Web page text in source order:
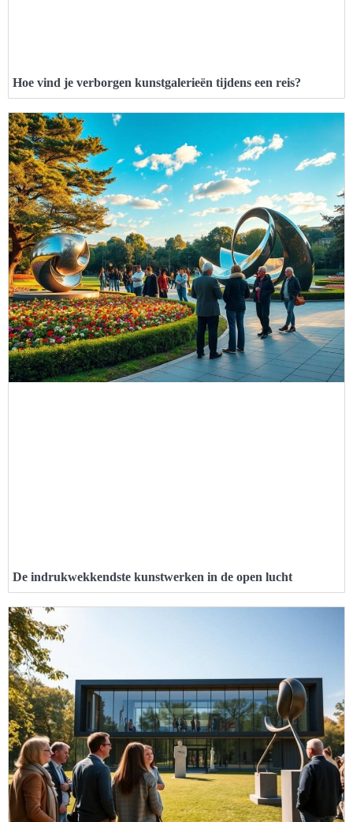
Hoe vind je verborgen kunstgalerieën tijdens een reis?
De indrukwekkendste kunstwerken in de open lucht